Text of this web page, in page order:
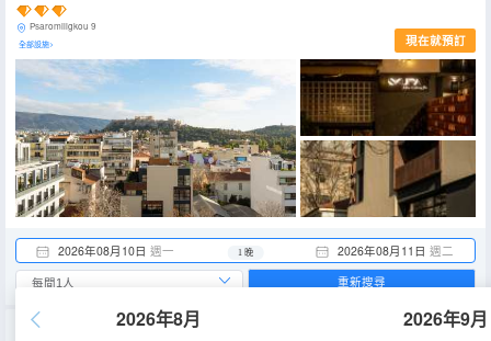
Psaromiligkou 9
全部設施> 現在就預訂
2026年08月10日 週一 2026年08月11日 週二
1 晚
2026年8月 2026年9月
重新搜尋